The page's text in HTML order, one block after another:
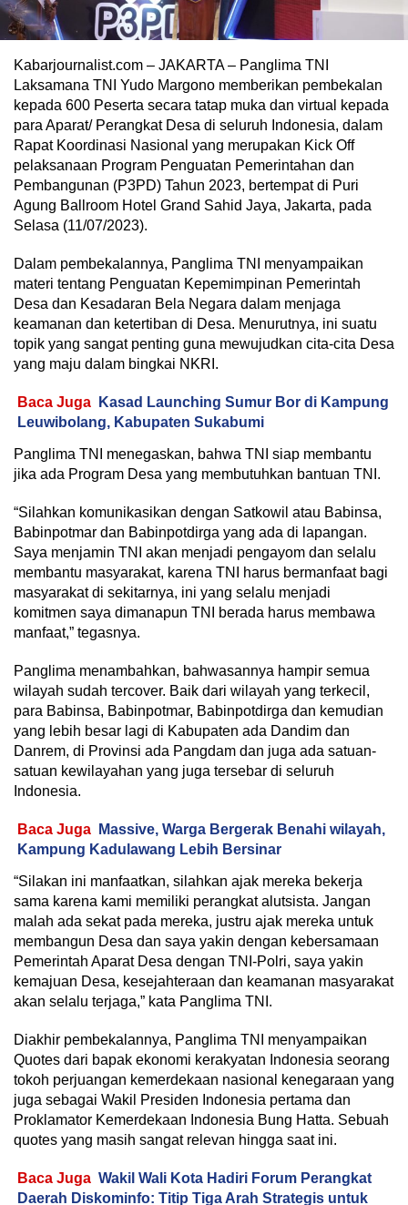
Kabarjournalist.com – JAKARTA – Panglima TNI
Laksamana TNI Yudo Margono memberikan pembekalan
kepada 600 Peserta secara tatap muka dan virtual kepada
para Aparat/ Perangkat Desa di seluruh Indonesia, dalam
Rapat Koordinasi Nasional yang merupakan Kick Off
pelaksanaan Program Penguatan Pemerintahan dan
Pembangunan (P3PD) Tahun 2023, bertempat di Puri
Agung Ballroom Hotel Grand Sahid Jaya, Jakarta, pada
Selasa (11/07/2023).
Dalam pembekalannya, Panglima TNI menyampaikan
materi tentang Penguatan Kepemimpinan Pemerintah
Desa dan Kesadaran Bela Negara dalam menjaga
keamanan dan ketertiban di Desa. Menurutnya, ini suatu
topik yang sangat penting guna mewujudkan cita-cita Desa
yang maju dalam bingkai NKRI.
Baca Juga
Kasad Launching Sumur Bor di Kampung
Leuwibolang, Kabupaten Sukabumi
Panglima TNI menegaskan, bahwa TNI siap membantu
jika ada Program Desa yang membutuhkan bantuan TNI.
“Silahkan komunikasikan dengan Satkowil atau Babinsa,
Babinpotmar dan Babinpotdirga yang ada di lapangan.
Saya menjamin TNI akan menjadi pengayom dan selalu
membantu masyarakat, karena TNI harus bermanfaat bagi
masyarakat di sekitarnya, ini yang selalu menjadi
komitmen saya dimanapun TNI berada harus membawa
manfaat,” tegasnya.
Panglima menambahkan, bahwasannya hampir semua
wilayah sudah tercover. Baik dari wilayah yang terkecil,
para Babinsa, Babinpotmar, Babinpotdirga dan kemudian
yang lebih besar lagi di Kabupaten ada Dandim dan
Danrem, di Provinsi ada Pangdam dan juga ada satuan-
satuan kewilayahan yang juga tersebar di seluruh
Indonesia.
Baca Juga
Massive, Warga Bergerak Benahi wilayah,
Kampung Kadulawang Lebih Bersinar
“Silakan ini manfaatkan, silahkan ajak mereka bekerja
sama karena kami memiliki perangkat alutsista. Jangan
malah ada sekat pada mereka, justru ajak mereka untuk
membangun Desa dan saya yakin dengan kebersamaan
Pemerintah Aparat Desa dengan TNI-Polri, saya yakin
kemajuan Desa, kesejahteraan dan keamanan masyarakat
akan selalu terjaga,” kata Panglima TNI.
Diakhir pembekalannya, Panglima TNI menyampaikan
Quotes dari bapak ekonomi kerakyatan Indonesia seorang
tokoh perjuangan kemerdekaan nasional kenegaraan yang
juga sebagai Wakil Presiden Indonesia pertama dan
Proklamator Kemerdekaan Indonesia Bung Hatta. Sebuah
quotes yang masih sangat relevan hingga saat ini.
Baca Juga Wakil Wali Kota Hadiri Forum Perangkat
Daerah Diskominfo: Titip Tiga Arah Strategis untuk